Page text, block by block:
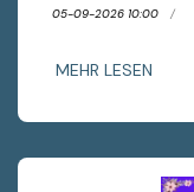
05-09-2026 10:00
MEHR LESEN